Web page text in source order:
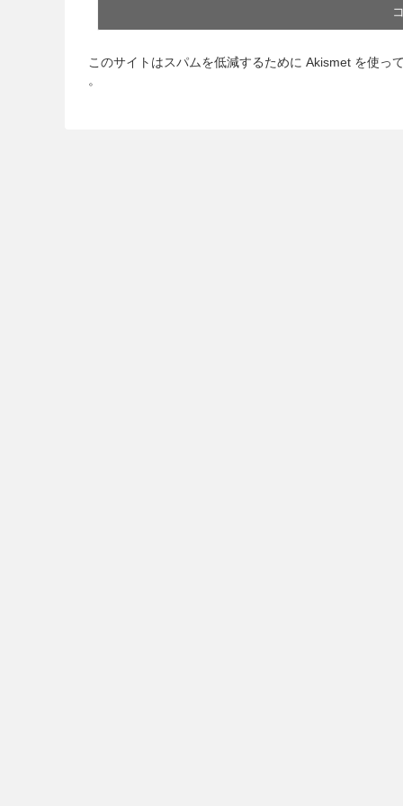
このサイトはスパムを低減するために Akismet を使っ
。